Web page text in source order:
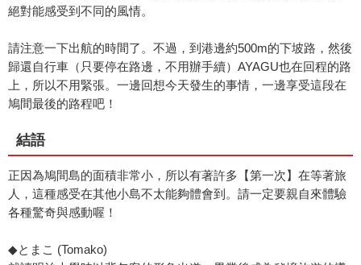
絕對能感受到不同的風情。
請注意一下出航的時間了。不過，到港邊約500m的下坡路，然後
歸還自行車（只要停在路邊，不用辦手續）AYAGU也在回程的路
上，所以不用緊張。一邊回想今天發生的事情，一邊享受這段在
鳩間最後的路程吧！
結語
正因為鳩間島的面積非常小，所以有著許多【第一次】在等著旅
人，這種感受在其他小島不太能夠體會到。請一定要親自來體驗
各種驚奇與感動喔！
◆とまこ (Tomako)